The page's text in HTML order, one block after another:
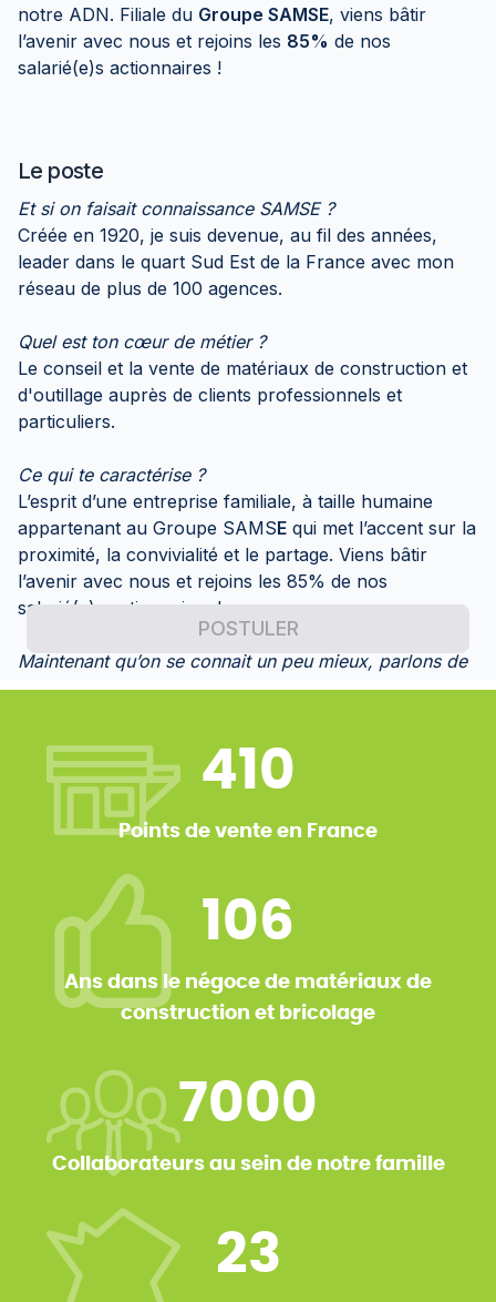
410
Points de vente en France
106
Ans dans le négoce de matériaux de
construction et bricolage
7000
Collaborateurs au sein de notre famille
23